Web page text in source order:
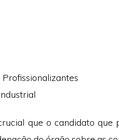
Profissionalizantes
que o candidato que